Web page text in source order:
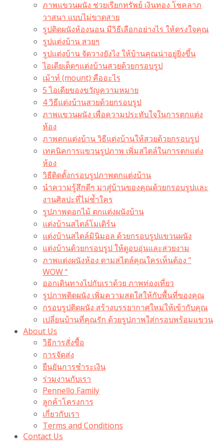
ภาพแขวนผนัง ช่วยเรียกทรัพย์ เงินทอง โชคลาภ
วาสนา แบบไม่ขาดสาย
รูปติดผนังห้องนอน มีวิธีเลือกอย่างไร ให้ตรงใจคุณ
รูปแต่งบ้าน สวยๆ
รูปแต่งบ้าน จัดวางยังไง ให้บ้านคุณน่าอยู่ยิ่งขึ้น
ไอเดียเด็ดๆแต่งบ้านสวยด้วยกรอบรูป
เม้าท์ (mount) คืออะไร​
5 ไอเดียของขวัญความหมาย
4 วิธีแต่งบ้านสวยด้วยกรอบรูป
ภาพแขวนผนัง เพื่อความประทับใจในการตกแต่ง
ห้อง
ภาพตกแต่งบ้าน วิธีแต่งบ้านให้สวยด้วยกรอบรูป
เทคนิคการแขวนรูปภาพ เพิ่มสไตล์ในการตกแต่ง
ห้อง
วิธีติดตั้งกรอบรูปภาพตกแต่งบ้าน
นำความรู้สึกดีๆ มาสู่บ้านของคุณด้วยกรอบรูปและ
งานศิลปะที่ไม่ซ้ำใคร
รูปภาพดอกไม้ ตกแต่งผนังบ้าน
แต่งบ้านสไตล์โมเดิร์น
แต่งบ้านสไตล์มินิมอล ด้วยกรอบรูปแขวนผนัง
แต่งบ้านด้วยกรอบรูป ให้ดูอบอุ่นและสวยงาม
ภาพแต่งผนังห้อง ตามสไตล์คุณใครเห็นต้อง ”
WOW “
ออกเดินทางไปกับเราด้วย ภาพท่องเที่ยว
รูปภาพติดผนัง เพิ่มความสดใสให้กับพื้นที่ของคุณ
กรอบรูปติดผนัง สร้างบรรยากาศใหม่ให้เข้ากับคุณ
เปลี่ยนบ้านที่คุณรัก ด้วยรูปภาพใส่กรอบพร้อมแขวน​
About Us
วิธีการสั่งซื้อ
การจัดส่ง
ยืนยันการชำระเงิน
ร่วมงานกับเรา
Pennello Family
ลูกค้าโครงการ
เกี่ยวกับเรา
Terms and Conditions
Contact Us